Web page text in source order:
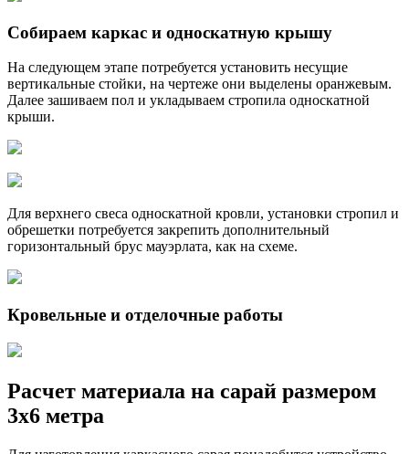
Собираем каркас и односкатную крышу
На следующем этапе потребуется установить несущие
вертикальные стойки, на чертеже они выделены оранжевым.
Далее зашиваем пол и укладываем стропила односкатной
крыши.
Для верхнего свеса односкатной кровли, установки стропил и
обрешетки потребуется закрепить дополнительный
горизонтальный брус мауэрлата, как на схеме.
Кровельные и отделочные работы
Расчет материала на сарай размером
3х6 метра